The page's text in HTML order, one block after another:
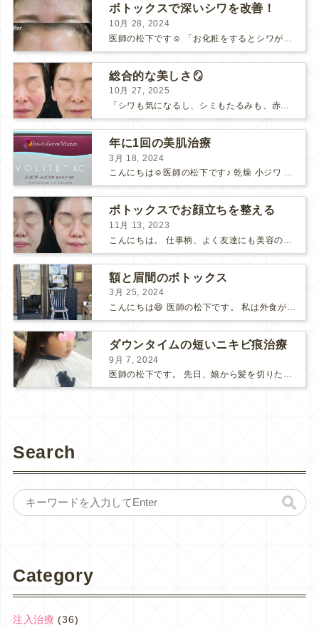
ボトックスで深いシワを改善！
10月 28, 2024
総合的な美しさ🪞
10月 27, 2025
「シワも気になるし、シミもたるみも、赤みも…何をすればいいか分からない。」 「自分ではココが気になっているけど、人から見るとどうなんだろう？」 と、思うことはありませんか？🧐 そんな時は、ぜ...
年に1回の美肌治療
3月 18, 2024
こんにちは☺️医師の松下です♪ 乾燥 小ジワ ハリ たるみ ツヤetc... 沢山のお悩みをお持ちの方がいらっしゃると思いますが、 年齢を問わずおすすめなのは、ボライトです！✨ 美...
ボトックスでお顔立ちを整える
11月 13, 2023
額と眉間のボトックス
3月 25, 2024
こんにちは😄 医師の松下です。 私は外食が大好きで、休日にはいろいろなお店に行っています♪ 先日、千葉県市川市の中山にある法華経寺に行った際に、カレーとパフェをいただきました。 その時...
ダウンタイムの短いニキビ痕治療
9月 7, 2024
医師の松下です。 先日、娘から髪を切りたいと言われ、生まれて初めて髪を切りました。 ⇩こちらは、生後7か月の頃の娘です。 当時はあまり髪が生えてこなくて心配してました(笑) ...
Search
Category
注入治療 (36)